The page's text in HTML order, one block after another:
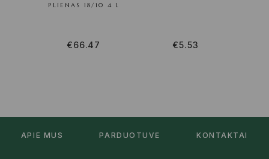
PLIENAS 18/10 4 L
€66.47 €5.53
APIE MUS PARDUOTUVĖ KONTAKTAI